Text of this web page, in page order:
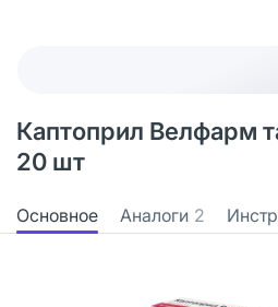
Каптоприл Велфарм
20 шт
Основное Аналоги 2